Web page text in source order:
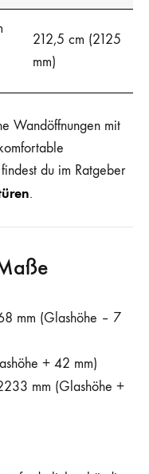
212,5 cm (2125
mm)
Wandöffnungen mit
du im Ratgeber
.
mm (Glashöhe – 7
+ 42 mm)
mm (Glashöhe +